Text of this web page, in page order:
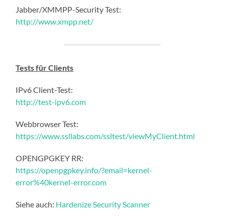
Jabber/XMMPP-Security Test:
http://www.xmpp.net/
Tests für Clients
IPv6 Client-Test:
http://test-ipv6.com
Webbrowser Test:
https://www.ssllabs.com/ssltest/viewMyClient.html
OPENGPGKEY RR:
https://openpgpkey.info/?email=kernel-
error%40kernel-error.com
Siehe auch: Hardenize Security Scanner